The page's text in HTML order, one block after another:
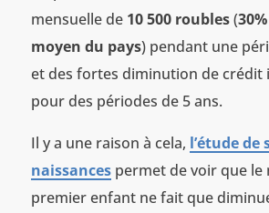
mensuelle de 10 500 roubles(
moyen du pays) pendant une
et des fortes diminution de crédit
pour des périodes de 5 ans.
Il y a une raison à cela, l’étude
naissancespermet de voir que le
premier enfant ne fait que